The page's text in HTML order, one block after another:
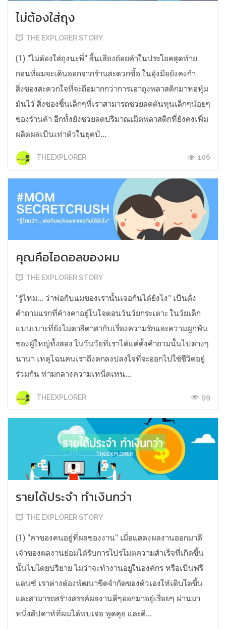
ไม่ต้องใส่ถุง
THE EXPLORER STORY
(1) "ไม่ต้องใส่ถุงนะพี่" สิ้นเสียงถ้อยคำในประโยคสุดท้าย
ก่อนที่ผมจะเดินออกจากร้านสะดวกซื้อ ในอุ้งมือยังคงกำ
สิ่งของสะดวกใจที่จะถือมากกว่าการเอาถุงพลาสติกมาห่อหุ้ม
มันไว้ สิ่งของชิ้นเล็กๆที่เราสามารถช่วยลดต้นทุนเล็กๆน้อยๆ
ของร้านค้า อีกทั้งยังช่วยลดปริมาณเม็ดพลาสติกที่ยังคงเพิ่ม
ผลิตผลเป็นเท่าตัวในยุคปั...
THEEXPLORER 106
คุณคือไอดอลของผม
THE EXPLORER STORY
"รู้ไหม... ว่าพ่อกับแม่ของเรานั้นเจอกันได้ยังไง" เป็นดั่ง
คำถามแรกที่ค้างคาอยู่ในใจตอนวันวัยกระเตาะ ในวัยเด็ก
แบบเบาะที่ยังไม่ตาสีตาสากับเรื่องความรักและความผูกพัน
ของผู้ใหญ่ทั้งสอง ในวันวัยที่เราได้แต่ตั้งคำถามนั้นไปต่างๆ
นานา เหตุไฉนคนเราถึงตกลงปลงใจที่จะออกไปใช้ชีิวิตอยู่
ร่วมกัน ท่ามกลางความเหน็ดเหน...
THEEXPLORER 99
รายได้ประจำ ทำเงินกว่า
THE EXPLORER STORY
(1) "ค่าของคนอยู่ที่ผลของงาน" เมื่อแสดงผลงานออกมาดี
เจ้าของผลงานย่อมได้รับการโปรโมตความสำเร็จที่เกิดขึ้น
นั้นไปโดยปริยาย ไม่ว่าจะทำงานอยู่ในองค์กร หรือเป็นฟรี
แลนซ์ เราต่างต้องพัฒนาขีดจำกัดของตัวเองให้เติบโตขึ้น
และสามารถสร้างสรรค์ผลงานดีๆออกมาอยู่เรื่อยๆ ผ่านมา
หนึ่งสัปดาห์ที่ผมได้พบเจอ พูดคุย และดี...